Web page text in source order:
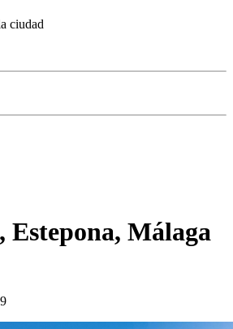
ciudad
Málaga